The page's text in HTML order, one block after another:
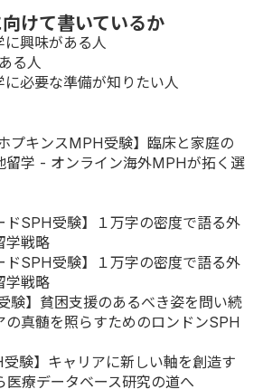
けて書いているか
に興味がある人
る人
に必要な準備が知りたい人
プキンスMPH受験】臨床と家庭の
留学 - オンライン海外MPHが拓く選
ドSPH受験】１万字の密度で語る外
学戦略
ドSPH受験】１万字の密度で語る外
学戦略
験】貧困支援のあるべき姿を問い続
の真髄を照らすためのロンドンSPH
受験】キャリアに新しい軸を創造す
医療データベース研究の道へ